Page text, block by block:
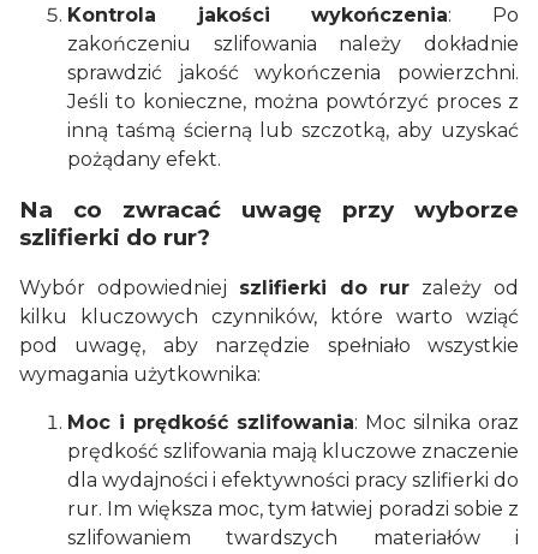
Kontrola jakości wykończenia: Po
zakończeniu szlifowania należy dokładnie
sprawdzić jakość wykończenia powierzchni.
Jeśli to konieczne, można powtórzyć proces z
inną taśmą ścierną lub szczotką, aby uzyskać
pożądany efekt.
Na co zwracać uwagę przy wyborze
szlifierki do rur?
Wybór odpowiedniej szlifierki do rur zależy od
kilku kluczowych czynników, które warto wziąć
pod uwagę, aby narzędzie spełniało wszystkie
wymagania użytkownika:
Moc i prędkość szlifowania: Moc silnika oraz
prędkość szlifowania mają kluczowe znaczenie
dla wydajności i efektywności pracy szlifierki do
rur. Im większa moc, tym łatwiej poradzi sobie z
szlifowaniem twardszych materiałów i